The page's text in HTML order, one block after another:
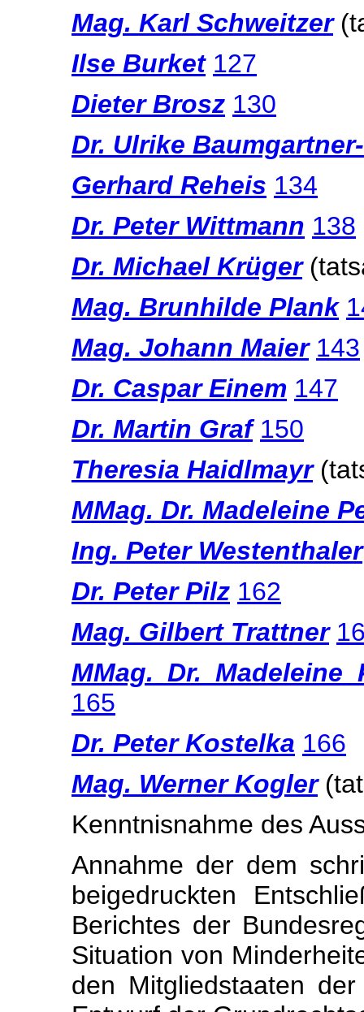
Mag. Karl Schweitzer
Ilse Burket 127
Dieter Brosz 130
Dr. Ulrike
Gerhard Reheis 134
Dr. Peter Wittmann 138
Dr. Michael Krüger
Mag. Brunhilde Plank
Mag. Johann Maier 143
Dr. Caspar Einem 147
Dr. Martin Graf 150
Theresia Haidlmayr
MMag. Dr. Madeleine
Ing. Peter Westenthaler
Dr. Peter Pilz 162
Mag. Gilbert Trattner
MMag. Dr. Madeleine
165
Dr. Peter Kostelka 166
Mag. Werner Kogler
Kenntnisnahme des
Annahme der dem
beigedruckten
Berichtes der
Situation von
den Mitgliedstaaten